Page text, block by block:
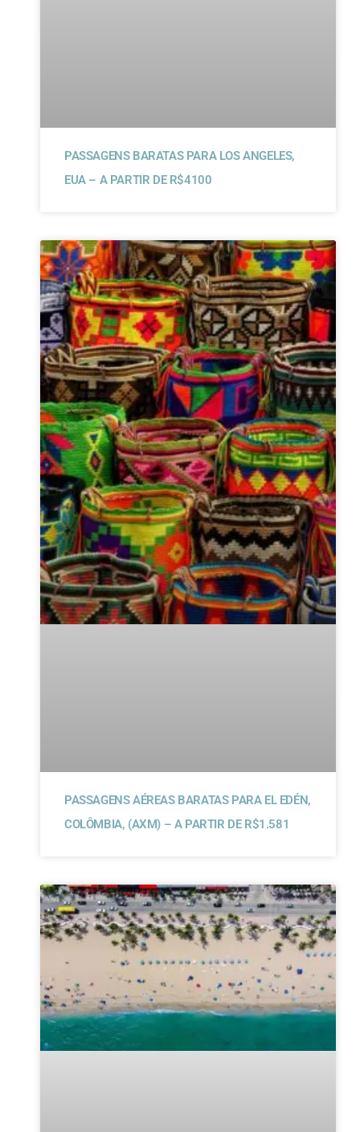
PASSAGENS BARATAS PARA LOS ANGELES,
EUA – A PARTIR DE R$4100
PASSAGENS AÉREAS BARATAS PARA EL EDÉN,
COLÔMBIA, (AXM) – A PARTIR DE R$1.581